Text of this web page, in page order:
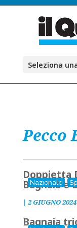
Seleziona
Pecco
Nazionale
Doppietta
Bagnaia e
| 2 GIUGNO
Bagnaia